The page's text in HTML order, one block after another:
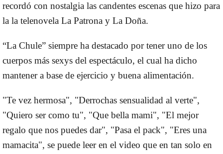
recordó con nostalgia las candentes escenas que hizo para
la la telenovela La Patrona y La Doña.
“La Chule” siempre ha destacado por tener uno de los
cuerpos más sexys del espectáculo, el cual ha dicho
mantener a base de ejercicio y buena alimentación.
"Te vez hermosa", "Derrochas sensualidad al verte",
"Quiero ser como tu", "Que bella mami", "El mejor
regalo que nos puedes dar", "Pasa el pack", "Eres una
mamacita", se puede leer en el video que en tan solo en